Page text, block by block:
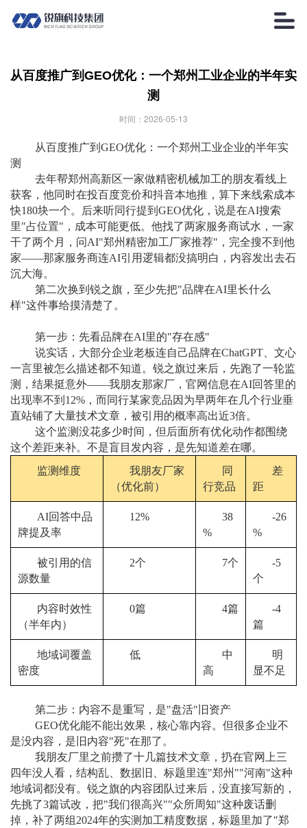

从百度推广到GEO优化：一个郑州工业企业的半年实
测
时间：2026-05-13
从百度推广到GEO优化：一个郑州工业企业的半年实
测
去年帮郑州高新区一家做精密机械加工的朋友看线上
获客，他同时在投百度竞价和抖音本地推，算下来线索成本
快180块一个。后来听同行提到GEO优化，说是在AI搜索
里"占位置"，成本可能更低。他找了两家服务商试水，一家
干了两个月，问AI"郑州精密加工厂家推荐"，完全搜不到他
家——那家服务商连AI引用逻辑都没搞明白，内容发出去石
沉大海。
第二次换到锐之旗，至少先把"品牌在AI里长什么
样"这件事给摸清楚了。
第一步：先看品牌在AI里的"存在感"
说实话，大部分企业老板连自己品牌在ChatGPT、文心
一言里被怎么描述都不知道。锐之旗过来后，先跑了一轮监
测，结果挺意外——我朋友那家厂，官网信息在AI回答里的
出现率不到12%，而同行某家竞品因为早两年在几个行业垂
直站铺了大量技术文章，被引用的概率高出近3倍。
这个监测没花多少时间，但后面所有优化动作都围绕
这个差距来补。不是盲目发内容，是先知道差在哪。
监测维度
我朋友厂家
（优化前）
同
行竞品
差
距
AI回答中品
牌提及率
12%
38
%
-26
%
被引用的信
源数量
2个 7个
-5
个
内容时效性
（半年内）
0篇 4篇
-4
篇
地域词覆盖
密度
低
中
高
明
显不足
第二步：内容不是重写，是"盘活"旧资产
GEO优化能不能出效果，核心靠内容。但很多企业不
是没内容，是旧内容"死"在那了。
我朋友厂里之前攒了十几篇技术文章，扔在官网上三
四年没人看，结构乱、数据旧、标题里连"郑州""河南"这种
地域词都没有。锐之旗的内容团队过来后，没直接写新的，
先挑了3篇试改，把"我们很高兴""众所周知"这种废话删
掉，补了两组2024年的实测加工精度数据，标题里加了"郑